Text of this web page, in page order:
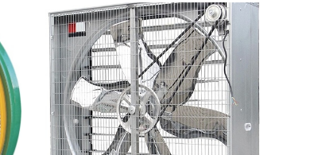
MAIS INFORMAÇÕES